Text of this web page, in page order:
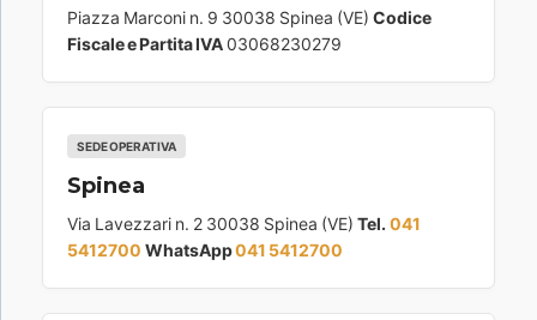
Piazza Marconi n. 9 30038 Spinea (VE) Codice
Fiscale e Partita IVA03068230279
SEDE OPERATIVA
Spinea
Via Lavezzari n. 2 30038 Spinea (VE) Tel. 041
5412700 WhatsApp041 5412700